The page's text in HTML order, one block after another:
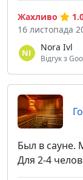
Nora Ivl
Відгук з
Жахливо
16 листопада
Был в сауне.
Для 2-4